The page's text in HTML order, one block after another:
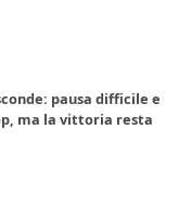
pausa difficile e
ma la vittoria resta